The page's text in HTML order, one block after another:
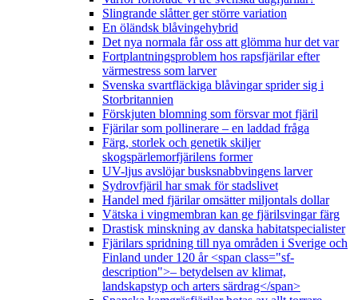
Slingrande slåtter ger större variation
En öländsk blåvingehybrid
Det nya normala får oss att glömma hur det var
Fortplantningsproblem hos rapsfjärilar efter
värmestress som larver
Svenska svartfläckiga blåvingar sprider sig i
Storbritannien
Förskjuten blomning som försvar mot fjäril
Fjärilar som pollinerare – en laddad fråga
Färg, storlek och genetik skiljer
skogspärlemorfjärilens former
UV-ljus avslöjar busksnabbvingens larver
Sydrovfjäril har smak för stadslivet
Handel med fjärilar omsätter miljontals dollar
Vätska i vingmembran kan ge fjärilsvingar färg
Drastisk minskning av danska habitatspecialister
Fjärilars spridning till nya områden i Sverige och
Finland under 120 år <span class="sf-
description">– betydelsen av klimat,
landskapstyp och arters särdrag</span>